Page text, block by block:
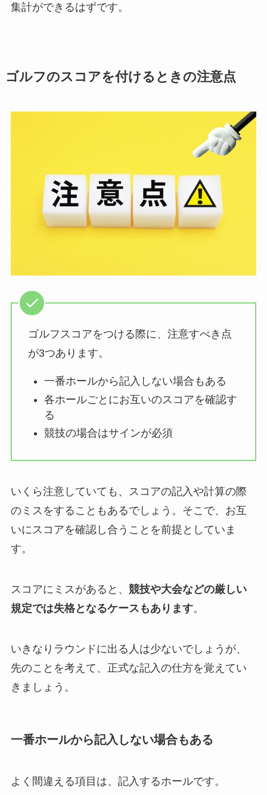
集計ができるはずです。
ゴルフのスコアを付けるときの注意点
ゴルフスコアをつける際に、注意すべき点
が3つあります。
一番ホールから記入しない場合もある
各ホールごとにお互いのスコアを確認す
る
競技の場合はサインが必須
いくら注意していても、スコアの記入や計算の際
のミスをすることもあるでしょう。そこで、お互
いにスコアを確認し合うことを前提としていま
す。
スコアにミスがあると、 競技や大会などの厳しい
規定では失格となるケースもあります。
いきなりラウンドに出る人は少ないでしょうが、
先のことを考えて、正式な記入の仕方を覚えてい
きましょう。
一番ホールから記入しない場合もある
よく間違える項目は、記入するホールです。